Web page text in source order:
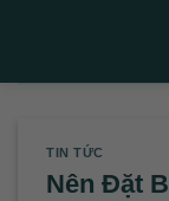
TIN TỨC
Nên Đặt